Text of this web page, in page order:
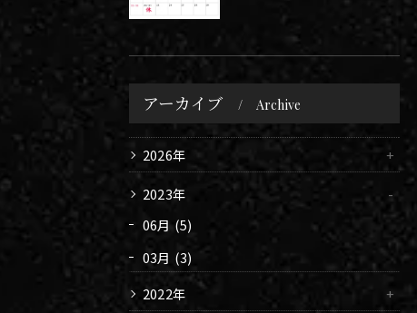
アーカイブ Archive
2026年
2023年
06月 (5)
03月 (3)
2022年